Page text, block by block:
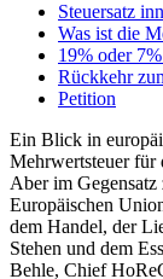
Steuersatz
Was ist die
19% oder
Rückkehr
Petition
Ein Blick in
Mehrwertsteuer für
Aber im Gegensatz
Europäischen
dem Handel, der
Stehen und dem
Behle, Chief